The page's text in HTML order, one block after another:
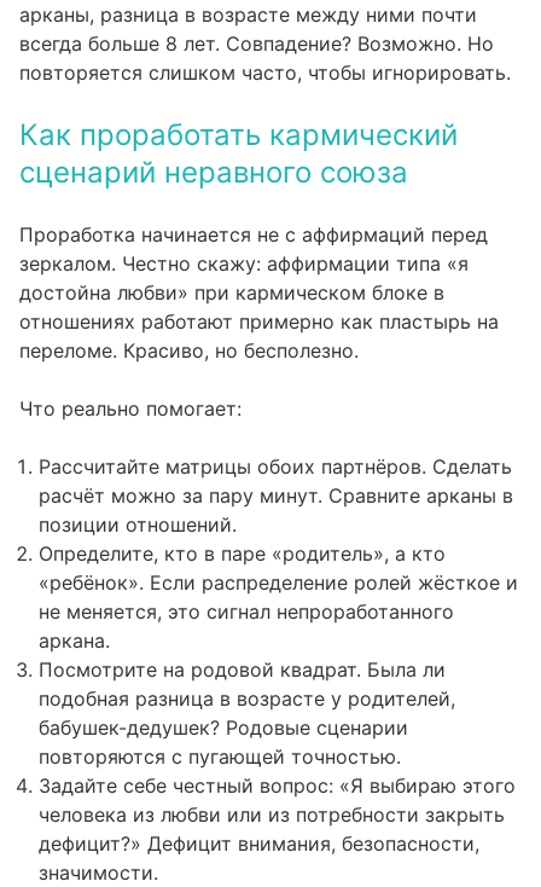
арканы, разница в возрасте между ними почти
всегда больше 8 лет. Совпадение? Возможно. Но
повторяется слишком часто, чтобы игнорировать.
Как проработать кармический
сценарий неравного союза
Проработка начинается не с аффирмаций перед
зеркалом. Честно скажу: аффирмации типа «я
достойна любви» при кармическом блоке в
отношениях работают примерно как пластырь на
переломе. Красиво, но бесполезно.
Что реально помогает:
Рассчитайте матрицы обоих партнёров. Сделать
расчёт можно за пару минут. Сравните арканы в
позиции отношений.
Определите, кто в паре «родитель», а кто
«ребёнок». Если распределение ролей жёсткое и
не меняется, это сигнал непроработанного
аркана.
Посмотрите на родовой квадрат. Была ли
подобная разница в возрасте у родителей,
бабушек-дедушек? Родовые сценарии
повторяются с пугающей точностью.
Задайте себе честный вопрос: «Я выбираю этого
человека из любви или из потребности закрыть
дефицит?» Дефицит внимания, безопасности,
значимости.